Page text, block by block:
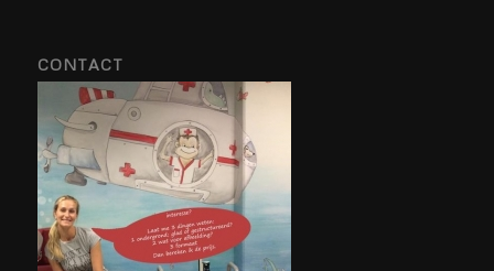
CONTACT